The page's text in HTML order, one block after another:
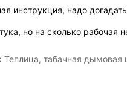
инструкция, надо
но на сколько рабочая
табачная дымовая